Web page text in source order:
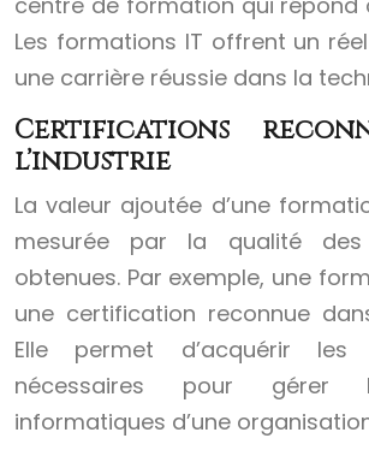
Les formations IT offrent un
une carrière réussie dans la
Certifications
l’industrie
La valeur ajoutée d’une
mesurée par la qualité des
obtenues. Par exemple, une
une certification reconnue
Elle permet d’acquérir les
nécessaires pour gérer
informatiques d’une